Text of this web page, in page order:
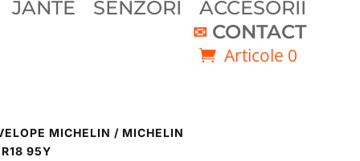
JANTE SENZORI
ACCESORII
CONTACT
Articole 0
MICHELIN / MICHELIN
95Y